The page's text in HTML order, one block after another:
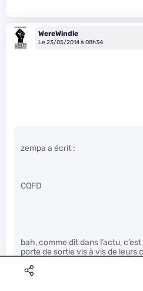
WereWindle
Le 23/05/2014 à 08h34
zempa a écrit :
CQFD
bah, comme dit dans l’actu,
porte de sortie vis à vis de leurs